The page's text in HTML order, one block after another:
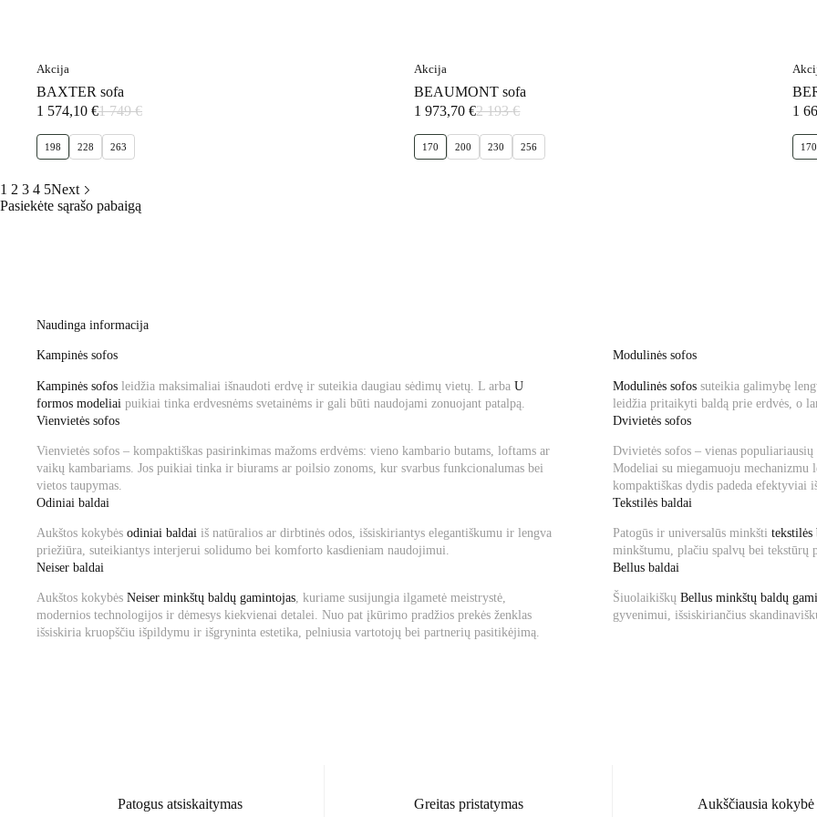
Akcija
BAXTER sofa
1 749€
Original
price
was:
1 574,10 €
Current
price
is:
198 228 263
Akcija
BEAUMONT sofa
2 193€
Original
price
was:
1 973,70€
Current
price
is:
170 200 230 256
1
170
1 2 3 4 5Next
Pasiekėte sąrašo pabaigą
Naudinga informacija
Kampinės sofos
Kampinės sofos leidžia maksimaliai išnaudoti erdvę ir suteikia daugiau sėdimų vietų. L arbaU
formos modeliai puikiai tinka erdvesnėms svetainėms ir gali būti naudojami zonuojant patalpą.
Modulinės sofos
Modulinės sofossuteikia galimybę
leidžia pritaikyti baldą prie erdvės, o
Vienvietės sofos
Vienvietės sofos – kompaktiškas pasirinkimas mažoms erdvėms: vieno kambario butams, loftams ar
vaikų kambariams. Jos puikiai tinka ir biurams ar poilsio zonoms, kur svarbus funkcionalumas bei
vietos taupymas.
Dvivietės sofos
Dvivietės sofos – vienas populiariausių
Modeliai su miegamuoju mechanizmu
kompaktiškas dydis padeda efektyviai
Odiniai baldai
Aukštos kokybėsodiniai baldai iš natūralios ar dirbtinės odos, išsiskiriantys elegantiškumu ir lengva
priežiūra, suteikiantys interjerui solidumo bei komforto kasdieniam naudojimui.
Tekstilės baldai
Patogūs ir universalūs minkšti tekstilės
minkštumu, plačiu spalvų bei
Neiser baldai
Aukštos kokybėsNeiser minkštų baldų gamintojas, kuriame susijungia ilgametė meistrystė,
modernios technologijos ir dėmesys kiekvienai detalei. Nuo pat įkūrimo pradžios prekės ženklas
išsiskiria kruopščiu išpildymu ir išgryninta estetika, pelniusia vartotojų bei partnerių pasitikėjimą.
Bellus baldai
Šiuolaikiškų Bellus minkštų baldų
gyvenimui, išsiskiriančius
Patogus atsiskaitymas
Greitas pristatymas
Aukščiausia kokybė